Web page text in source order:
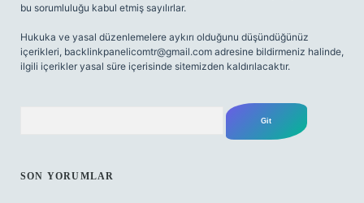
bu sorumluluğu kabul etmiş sayılırlar.
Hukuka ve yasal düzenlemelere aykırı olduğunu düşündüğünüz
içerikleri, backlinkpanelicomtr@gmail.com adresine bildirmeniz halinde,
ilgili içerikler yasal süre içerisinde sitemizden kaldırılacaktır.
SON YORUMLAR